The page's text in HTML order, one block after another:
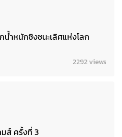
น้ำหนักชิงชนะเลิศแห่งโลก
2292 views
มส์ ครั้งที่ 3